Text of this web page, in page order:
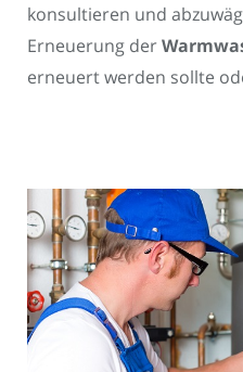
konsultieren und
Erneuerung der
erneuert werden sollte